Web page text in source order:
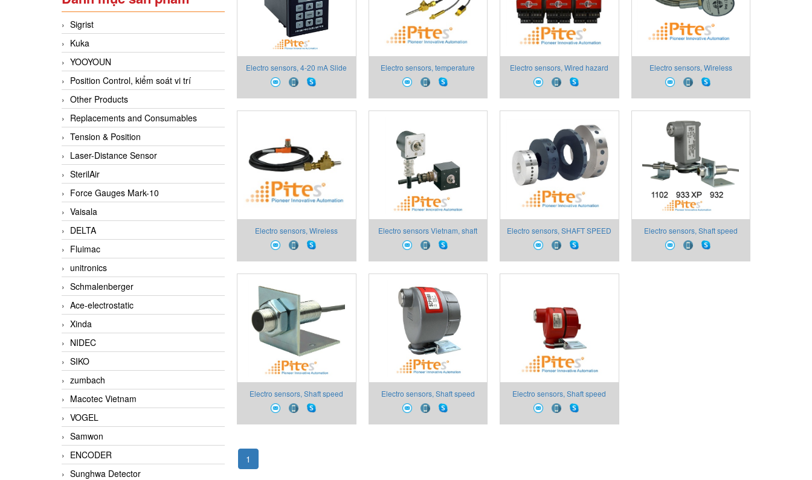
Sigrist
Kuka
YOOYOUN
Position Control, kiểm soát vi trí
Other Products
Replacements and Consumables
Tension & Position
Laser-Distance Sensor
SterilAir
Force Gauges Mark-10
Vaisala
DELTA
Fluimac
unitronics
Schmalenberger
Ace-electrostatic
Xinda
NIDEC
SIKO
zumbach
Macotec Vietnam
VOGEL
Samwon
ENCODER
Sunghwa Detector
Electro sensors, 4-20 mA Slide
Gate & Valve Position Sensors,
Electro sensors Việt Nam
Electro sensors, temperature
sensors Electro, cảm biến nhiệt,
cảm biến nhiệt độ electro
Nam
Electro sensors, Wired hazard
monitoring Electro sensors, thiết
bị giám sát có dây cho môi
Electro sensors, Wireless
hazard Monitoring Electro
sensors, thiết bị giám sát không
dây cho môi trường khắc nghiệt,
Electro sensors Việt Nam
Electro sensors, Wireless
hazard Monitoring Electro
sensors, thiết bị giám sát không
Electro sensors Việt Nam
Electro sensors Vietnam, shaft
speed pulse generators Electro
sensors Vietnam
Electro sensors, SHAFT SPEED
PULSE GENERATORS Electro
sensors Vietnam
Electro sensors, Shaft speed
Electro sensors, cảm biến tốc
độ trục Electro sensors, Electro
Electro sensors, Shaft speed
Electro sensors, cảm biến tốc
độ trục Electro sensors, Electro
Electro sensors, Shaft speed
switchs Electro sensors, công
tắc tốc độ trục Electro sensors,
Electro sensors, Shaft speed
switch Electro sensors, công tắc
tốc độ trục Electro sensors,
1